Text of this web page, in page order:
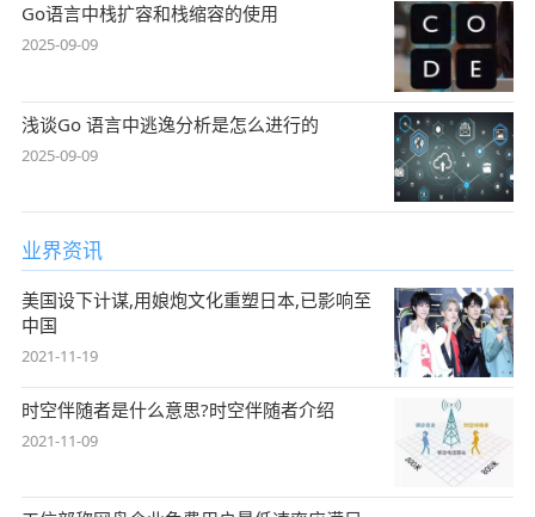
Go语言中栈扩容和栈缩容的使用
2025-09-09
浅谈Go 语言中逃逸分析是怎么进行的
2025-09-09
业界资讯
美国设下计谋,用娘炮文化重塑日本,已影响至
中国
2021-11-19
时空伴随者是什么意思?时空伴随者介绍
2021-11-09